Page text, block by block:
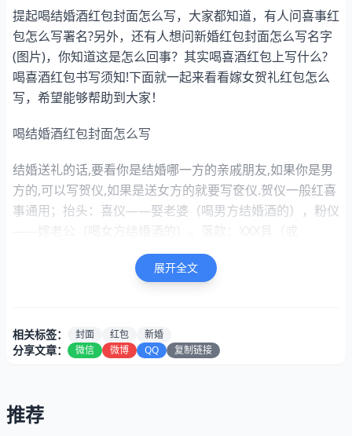
提起喝结婚酒红包封面怎么写，大家都知道，有人问喜事红
包怎么写署名?另外，还有人想问新婚红包封面怎么写名字
(图片)，你知道这是怎么回事？其实喝喜酒红包上写什么?
喝喜酒红包书写须知!下面就一起来看看嫁女贺礼红包怎么
写，希望能够帮助到大家！
喝结婚酒红包封面怎么写
结婚送礼的话,要看你是结婚哪一方的亲戚朋友,如果你是男
方的,可以写贺仪,如果是送女方的就要写奁仪.贺仪一般红喜
事通用；抬头：喜仪——娶老婆（喝男方结婚酒的），粉仪
——嫁老公（喝女方结婚酒的）。落款：XXX具（或
做红事的，就在红包正面右上角写“贺仪”两字，左下角写
“奉仪”等，左下角写“某某奉”，一般还把“某某奉”的奉字的
最后一“竖”竖到底边，嘛！呵呵！竖写式:右上方写收红包人
名!
展开全文
相关标签： 封面 红包 新婚
分享文章： 微信 微博 QQ 复制链接
推荐